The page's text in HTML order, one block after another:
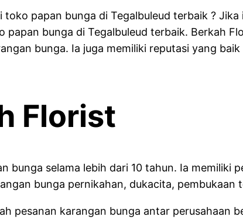
papan bunga di Tegalbuleud terbaik ?
bunga di Tegalbuleud terbaik. Berkah
bunga. Ia juga memiliki reputasi yang
Florist
bunga selama lebih dari 10 tahun. Ia memiliki
bunga pernikahan, dukacita, pembukaan
pesanan karangan bunga antar perusahaan